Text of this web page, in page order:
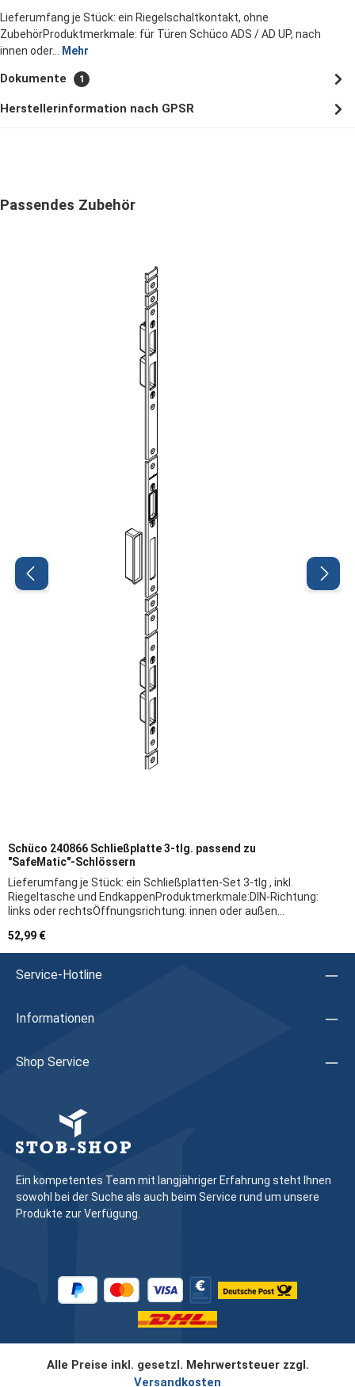
Lieferumfang je Stück: ein Riegelschaltkontakt, ohne
ZubehörProduktmerkmale: für Türen Schüco ADS / AD UP, nach
innen oder…
Mehr
Dokumente 1
Herstellerinformation nach GPSR
Produktgalerie überspringen
Passendes Zubehör
Schüco 240866 Schließplatte 3-tlg. passend zu
"SafeMatic"-Schlössern
Lieferumfang je Stück: ein Schließplatten-Set 3-tlg , inkl.
Riegeltasche und EndkappenProduktmerkmale:DIN-Richtung:
links oder rechtsÖffnungsrichtung: innen oder außen
Mehrfachverriegelungfür "SafeMatic"-
Schlösser:21184921185324128224149824151124100324128
0279811Weitere Merkmale: Schließplatte inkl. Fallenanlage
für HauptschlossSchließplatten für obere und untere
verstellbarermöglicht Einsatz von Riegelschaltkontakt
240866Herstellerangaben:Firma: SchücoHerstellerartikel:
durch eine Fachkraft vornehmen zu lassen
Regulärer Preis:
52,99 €
Service-Hotline
Informationen
Shop Service
Ein kompetentes Team mit langjähriger Erfahrung steht Ihnen
sowohl bei der Suche als auch beim Service rund um unsere
Produkte zur Verfügung.
Alle Preise inkl. gesetzl. Mehrwertsteuer zzgl.
Versandkosten